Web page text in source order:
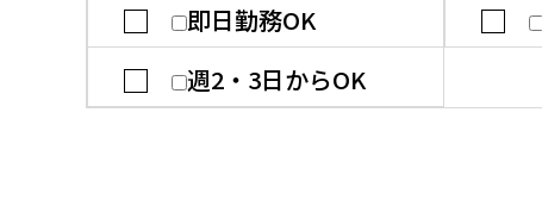
即日勤務OK
週2・3日からOK